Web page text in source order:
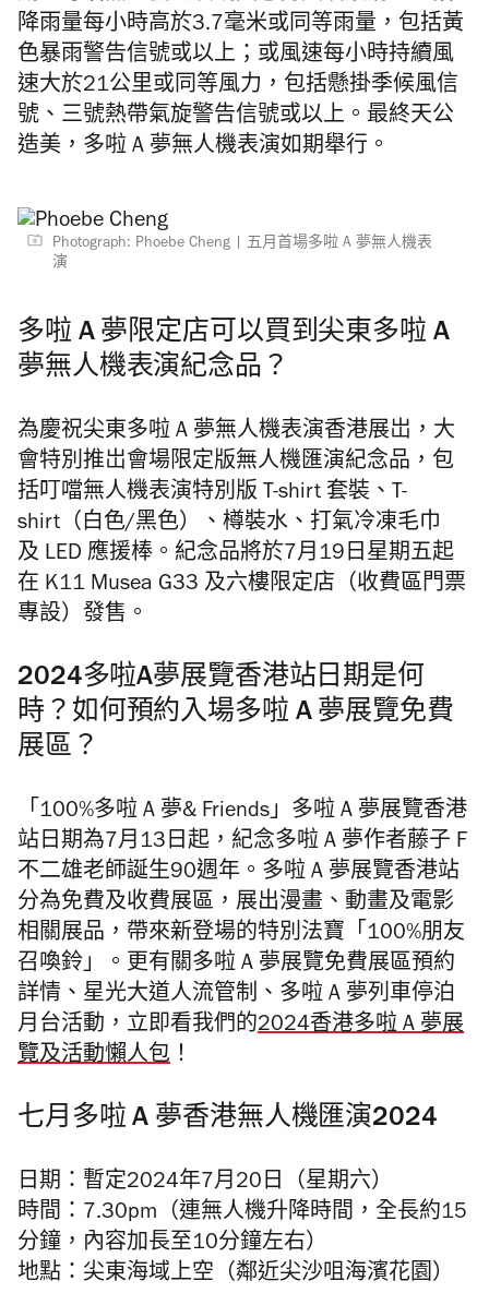
降雨量每小時高於3.7毫米或同等雨量，包括黃
色暴雨警告信號或以上；或風速每小時持續風
速大於21公里或同等風力，包括懸掛季候風信
號、三號熱帶氣旋警告信號或以上。最終天公
造美，多啦 A 夢無人機表演如期舉行。
Photograph: Phoebe Cheng | 五月首場多啦 A 夢無人機表
演
多啦 A 夢限定店可以買到尖東多啦 A
夢無人機表演紀念品？
為慶祝尖東多啦 A 夢無人機表演香港展岀， 大
會特別推岀會場限定版無人機匯演紀念品， 包
括叮噹無人機表演特別版 T-shirt 套裝、T-
shirt （白色/黑色）、樽裝水、 打氣冷凍毛巾
及 LED 應援棒。紀念品將於 7月 19 日星期五起
在 K11 Musea G33 及六樓限定店（收費區門票
專設）發售。
2024多啦A夢展覽香港站日期是何
時？如何預約入場多啦 A 夢展覽免費
展區？
「100%多啦 A 夢& Friends」多啦 A 夢展覽香港
站日期為7月13日起，紀念多啦 A 夢作者藤子 F
不二雄老師誕生90週年。多啦 A 夢展覽香港站
分為免費及收費展區，展出漫畫、動畫及電影
相關展品，帶來新登場的特別法寶「100%朋友
召喚鈴」。更有關多啦 A 夢展覽免費展區預約
詳情、星光大道人流管制、多啦 A 夢列車停泊
月台活動，立即看我們的2024香港多啦 A 夢展
覽及活動懶人包 ！
七月多啦 A 夢香港無人機匯演2024
日期：暫定2024年7月20日（星期六）
時間：7.30pm（連無人機升降時間，全長約15
分鐘，內容加長至10分鐘左右）
地點：尖東海域上空（鄰近尖沙咀海濱花園）